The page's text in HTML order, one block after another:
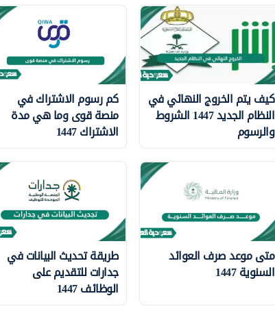
كيف يتم الخروج النهائي في
النظام الجديد 1447 الشروط
والرسوم
كم رسوم الاشتراك في
منصة قوى وما هي مدة
الاشتراك 1447
متى موعد صرف العوائد
السنوية 1447
طريقة تحديث البيانات في
جدارات للتقديم على
الوظائف 1447